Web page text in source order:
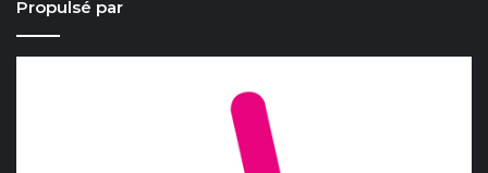
Propulsé par